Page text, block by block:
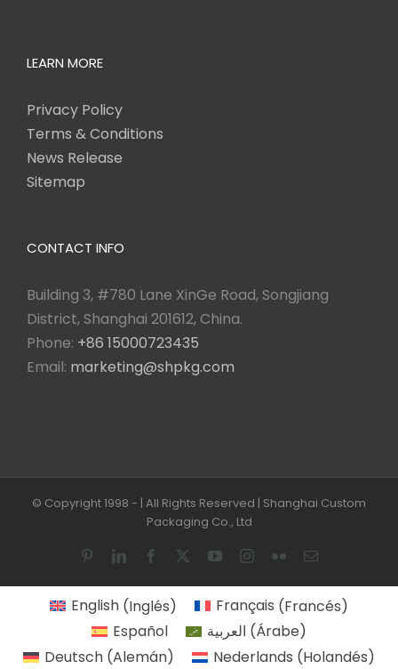
LEARN MORE
Privacy Policy
Terms & Conditions
News Release
Sitemap
CONTACT INFO
Building 3, #780 Lane XinGe Road, Songjiang
District, Shanghai 201612, China.
Phone: +86 15000723435
Email: marketing@shpkg.com
© Copyright 1998 - | All Rights Reserved | Shanghai Custom
Packaging Co., Ltd
PinterestLinkedInFacebook YouTubeInstagram
FlickrEmail
English (Inglés) Français (Francés)
Español
العربية (Árabe)
Deutsch (Alemán) Nederlands (Holandés)